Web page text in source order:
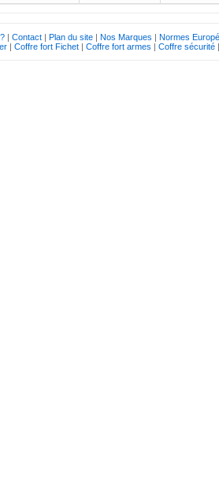
|Contact |Plan du site |Nos Marques |Normes
|Coffre fort Fichet |Coffre fort armes |Coffre sécurité